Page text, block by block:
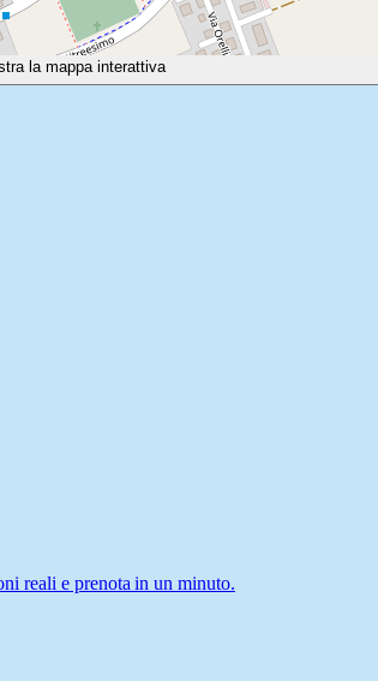
la mappa interattiva
reali e prenota in un minuto.